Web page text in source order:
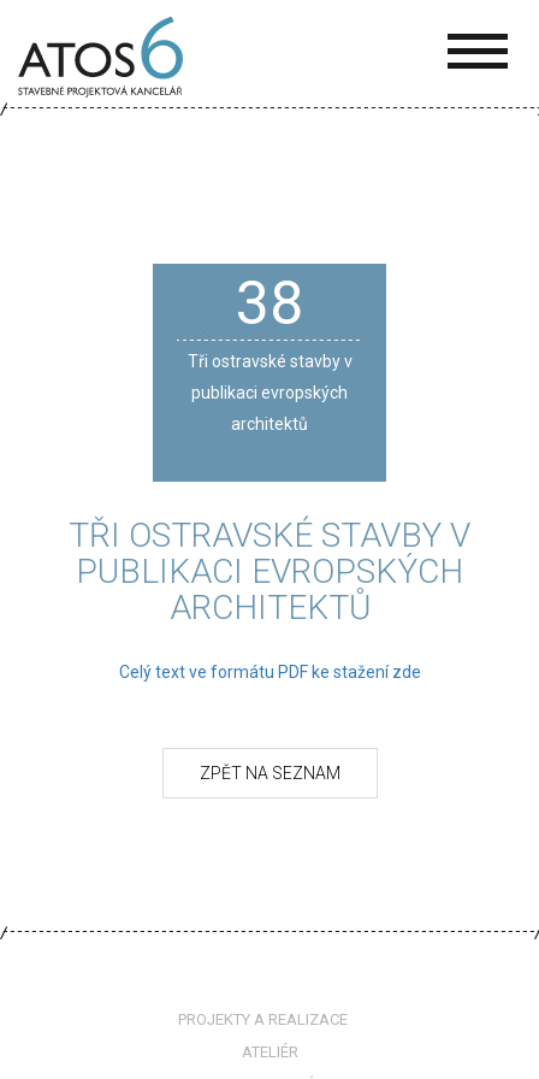
6
38
Tři ostravské stavby v
publikaci evropských
architektů
TŘI OSTRAVSKÉ STAVBY V
PUBLIKACI EVROPSKÝCH
ARCHITEKTŮ
Celý text ve formátu PDF ke stažení zde
PROJEKTY A REALIZACE
ATELIÉR